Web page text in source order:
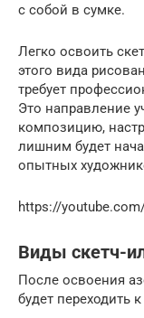
с собой в сумке.
Легко освоить
этого вида
требует
Это направление
композицию,
лишним будет
опытных
https://
Виды скетч-
После освоения
будет переходить